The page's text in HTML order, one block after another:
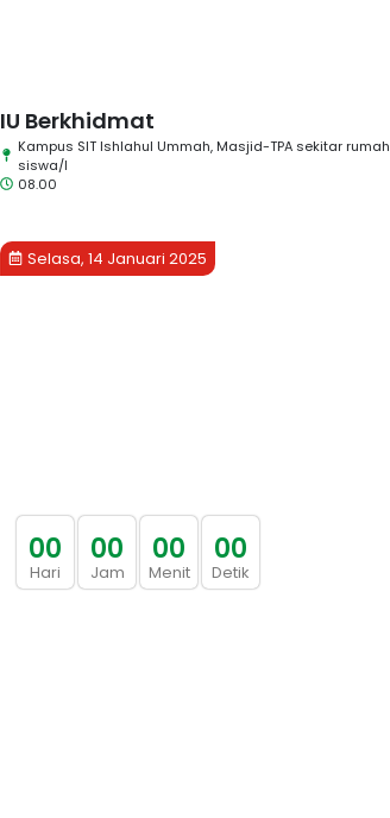
IU Berkhidmat
Kampus SIT Ishlahul Ummah, Masjid-TPA sekitar rumah
siswa/I
08.00
Selasa, 14 Januari 2025
00
Hari
00
Jam
00
Menit
00
Detik